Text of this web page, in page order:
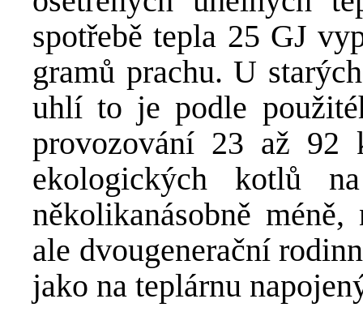
spotřebě tepla 25 GJ
gramů prachu. U
uhlí to je podle
provozování 23 až
ekologických kotlů
několikanásobně
ale dvougenerační
jako na teplárnu